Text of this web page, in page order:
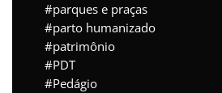
parques e praças
parto humanizado
patrimônio
PDT
Pedágio